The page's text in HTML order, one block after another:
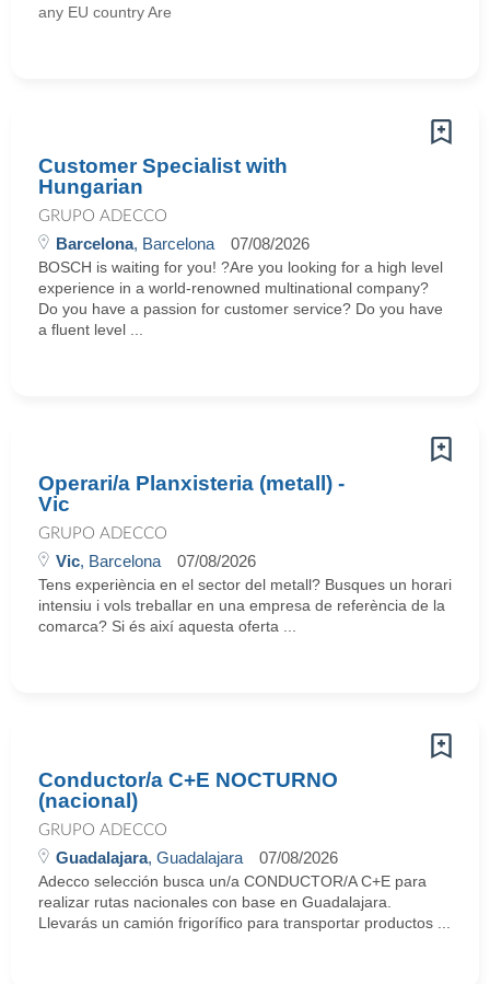
any EU country Are
Customer Specialist with
Hungarian
GRUPO ADECCO
Barcelona, Barcelona 07/08/2026
BOSCH is waiting for you! ?Are you looking for a high level
experience in a world-renowned multinational company?
Do you have a passion for customer service? Do you have
a fluent level ...
Operari/a Planxisteria (metall) -
Vic
GRUPO ADECCO
Vic, Barcelona 07/08/2026
Tens experiència en el sector del metall? Busques un horari
intensiu i vols treballar en una empresa de referència de la
comarca? Si és així aquesta oferta ...
Conductor/a C+E NOCTURNO
(nacional)
GRUPO ADECCO
Guadalajara, Guadalajara 07/08/2026
Adecco selección busca un/a CONDUCTOR/A C+E para
realizar rutas nacionales con base en Guadalajara.
Llevarás un camión frigorífico para transportar productos ...